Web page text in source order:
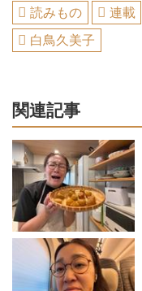
読みもの 連載
白鳥久美子
関連記事